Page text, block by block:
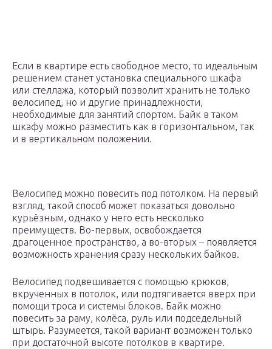
Если в квартире есть свободное место, то идеальным
решением станет установка специального шкафа
или стеллажа, который позволит хранить не только
велосипед, но и другие принадлежности,
необходимые для занятий спортом. Байк в таком
шкафу можно разместить как в горизонтальном, так
и в вертикальном положении.
Велосипед можно повесить под потолком. На первый
взгляд, такой способ может показаться довольно
курьёзным, однако у него есть несколько
преимуществ. Во-первых, освобождается
драгоценное пространство, а во-вторых – появляется
возможность хранения сразу нескольких байков.
Велосипед подвешивается с помощью крюков,
вкрученных в потолок, или подтягивается вверх при
помощи троса и системы блоков. Байк можно
повесить за раму, колёса, руль или подседельный
штырь. Разумеется, такой вариант возможен только
при достаточной высоте потолков в квартире.